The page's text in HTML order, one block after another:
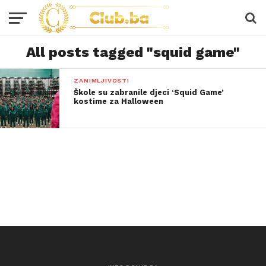
All posts tagged "squid game"
ZANIMLJIVOSTI
Škole su zabranile djeci ‘Squid Game’
kostime za Halloween